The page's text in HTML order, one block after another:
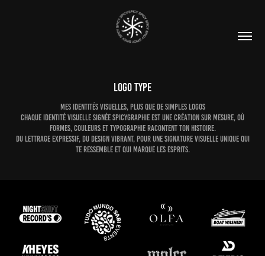
LOGO TYPE
Mes identités visuelles, plus que de simples logos
Chaque identité visuelle signée Spicygraphie est une création sur mesure, où
formes, couleurs et typographie racontent ton histoire.
Du lettrage expressif, du design vibrant, pour une signature visuelle unique qui
te ressemble et qui marque les esprits.